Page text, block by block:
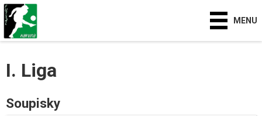
MENU
I. Liga
Soupisky